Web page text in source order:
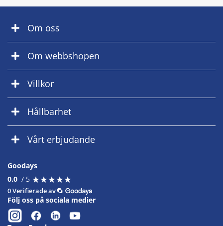
Om oss
Om webbshopen
Villkor
Hållbarhet
Vårt erbjudande
Goodays
0.0 / 5 ★★★★★
★★★★★
0 Verifierade av
Följ oss på sociala medier